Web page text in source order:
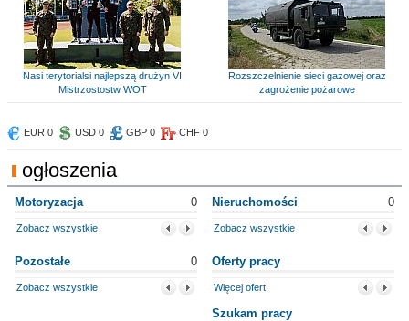
Nasi terytorialsi najlepszą drużyn VI
Mistrzostostw WOT
Rozszczelnienie sieci gazowej oraz
zagrożenie pożarowe
EUR 0 USD 0 GBP 0 CHF 0
ogłoszenia
Motoryzacja 0
Zobacz wszystkie
Nieruchomości 0
Zobacz wszystkie
Pozostałe 0
Zobacz wszystkie
Oferty pracy
Więcej ofert
Szukam pracy